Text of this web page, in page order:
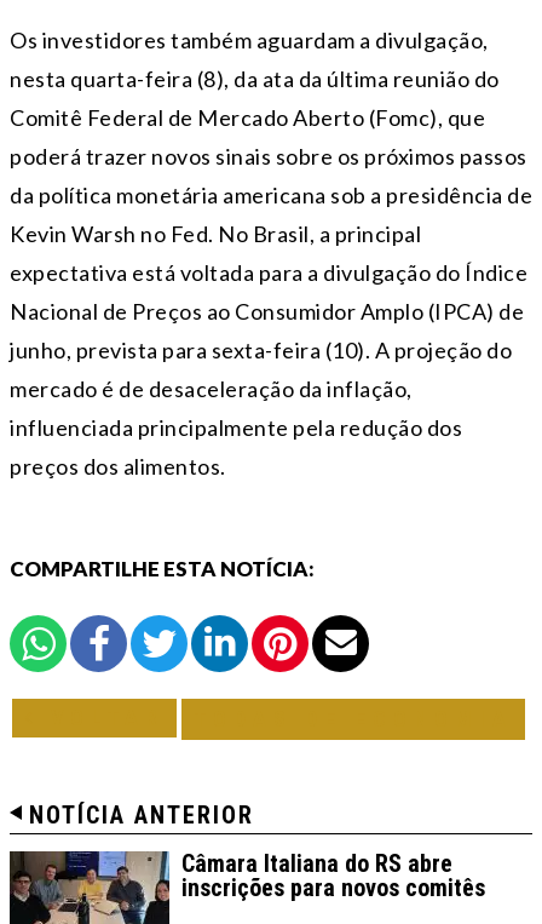
Os investidores também aguardam a divulgação,
nesta quarta-feira (8), da ata da última reunião do
Comitê Federal de Mercado Aberto (Fomc), que
poderá trazer novos sinais sobre os próximos passos
da política monetária americana sob a presidência de
Kevin Warsh no Fed. No Brasil, a principal
expectativa está voltada para a divulgação do Índice
Nacional de Preços ao Consumidor Amplo (IPCA) de
junho, prevista para sexta-feira (10). A projeção do
mercado é de desaceleração da inflação,
influenciada principalmente pela redução dos
preços dos alimentos.
COMPARTILHE ESTA NOTÍCIA:
NOTÍCIA ANTERIOR
Câmara Italiana do RS abre
inscrições para novos comitês